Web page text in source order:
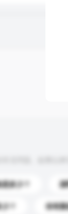
多少？
？ 你有